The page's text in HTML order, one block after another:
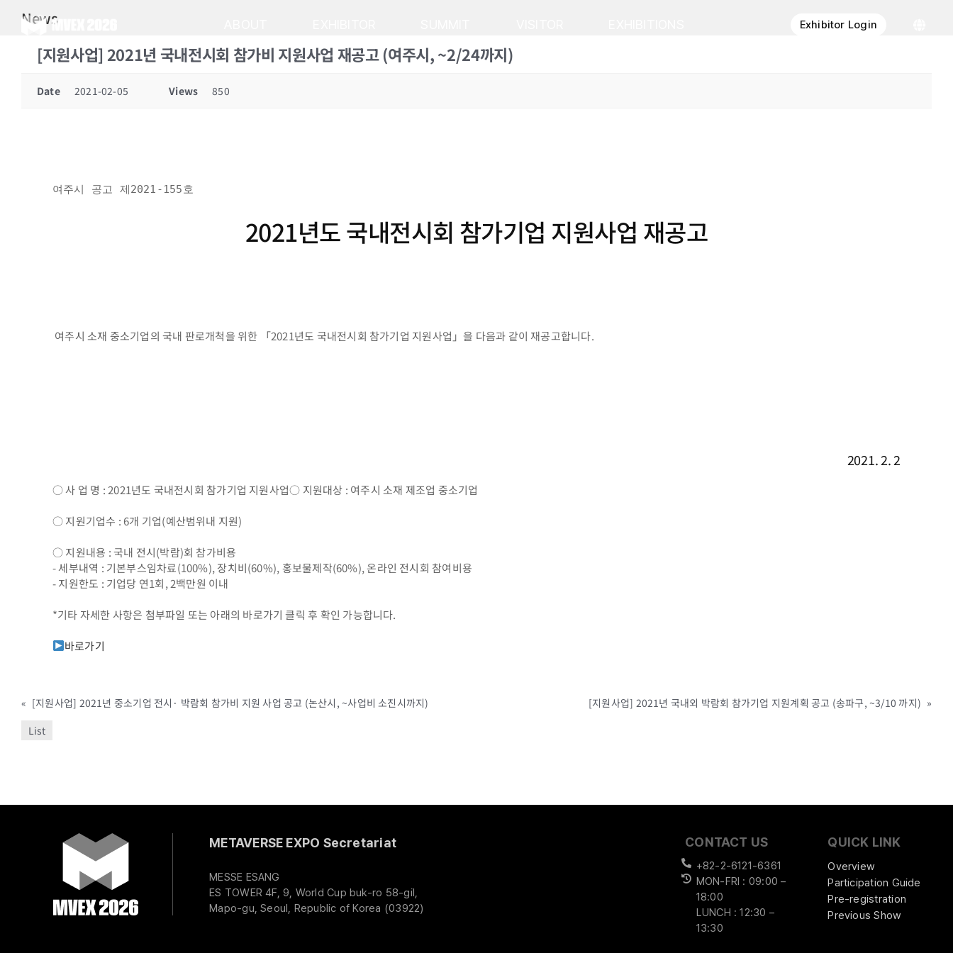
Exhibitor Login
News
[지원사업] 2021년 국내전시회 참가비 지원사업 재공고 (여주시, ~2/24까지)
Date 2021-02-05 Views 850
여주시 공고 제2021-155호
2021년도 국내전시회 참가기업 지원사업 재공고
여주시 소재 중소기업의 국내 판로개척을 위한 「2021년도 국내전시회 참가기업 지원사업」을 다음과 같이 재공고합니다.
2021. 2. 2
○ 사 업 명 : 2021년도 국내전시회 참가기업 지원사업○ 지원대상 : 여주시 소재 제조업 중소기업
○ 지원기업수 : 6개 기업(예산범위내 지원)
○ 지원내용 : 국내 전시(박람)회 참가비용
- 세부내역 : 기본부스임차료(100%), 장치비(60%), 홍보물제작(60%), 온라인 전시회 참여비용
- 지원한도 : 기업당 연1회, 2백만원 이내
*기타 자세한 사항은 첨부파일 또는 아래의 바로가기 클릭 후 확인 가능합니다.
바로가기
« [지원사업] 2021년 중소기업 전시· 박람회 참가비 지원 사업 공고 (논산시, ~사업비 소진시까지) [지원사업] 2021년 국내외 박람회 참가기업 지원계획 공고 (송파구, ~3/10 까지) »
List
METAVERSE EXPO Secretariat
MESSE ESANG
ES TOWER 4F, 9, World Cup buk-ro 58-gil,
Mapo-gu, Seoul, Republic of Korea (03922)
CONTACT US
+82-2-6121-6361
MON-FRI : 09:00 –
18:00
LUNCH : 12:30 –
13:30
QUICK LINK
Overview
Participation Guide
Pre-registration
Previous Show